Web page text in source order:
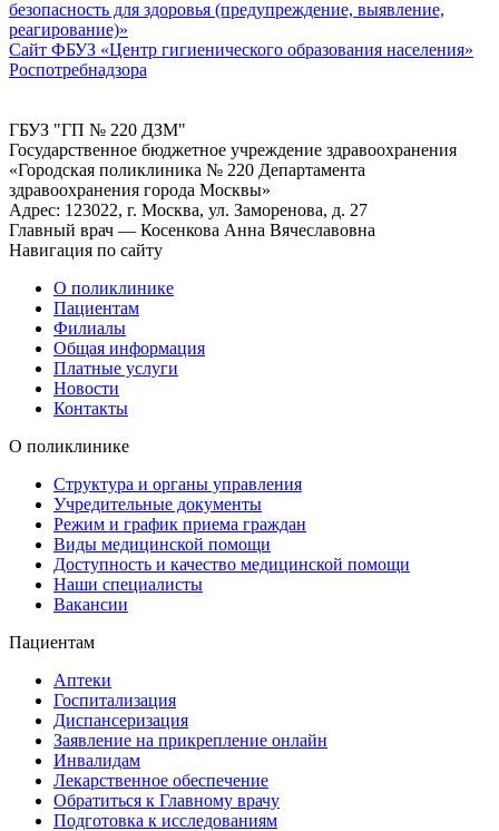
безопасность для здоровья (предупреждение, выявление,
реагирование)»
Сайт ФБУЗ «Центр гигиенического образования населения»
Роспотребнадзора
ГБУЗ "ГП № 220 ДЗМ"
Государственное бюджетное учреждение здравоохранения
«Городская поликлиника № 220 Департамента
здравоохранения города Москвы»
Адрес: 123022, г. Москва, ул. Заморенова, д. 27
Главный врач — Косенкова Анна Вячеславовна
Навигация по сайту
О поликлинике
Пациентам
Филиалы
Общая информация
Платные услуги
Новости
Контакты
О поликлинике
Структура и органы управления
Учредительные документы
Режим и график приема граждан
Виды медицинской помощи
Доступность и качество медицинской помощи
Наши специалисты
Вакансии
Пациентам
Аптеки
Госпитализация
Диспансеризация
Заявление на прикрепление онлайн
Инвалидам
Лекарственное обеспечение
Обратиться к Главному врачу
Подготовка к исследованиям